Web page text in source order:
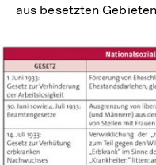
aus besetzten